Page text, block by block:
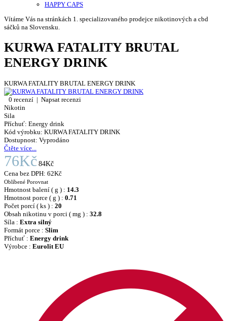
HAPPY CAPS
Vítáme Vás na stránkách 1. specializovaného prodejce nikotinových a cbd
sáčků na Slovensku.
KURWA FATALITY BRUTAL
ENERGY DRINK
KURWA FATALITY BRUTAL ENERGY DRINK
0 recenzí | Napsat recenzi
Nikotin
Sila
Příchuť: Energy drink
Kód výrobku: KURWA FATALITY DRINK
Dostupnost: Vyprodáno
Čtěte více...
76Kč 84Kč
Cena bez DPH: 62Kč
Oblíbené Porovnat
Hmotnost balení ( g ) : 14.3
Hmotnost porce ( g ) : 0.71
Počet porcí ( ks ) : 20
Obsah nikotinu v porci ( mg ) : 32.8
Síla : Extra silný
Formát porce : Slim
Příchuť : Energy drink
Výrobce : Eurolit EU